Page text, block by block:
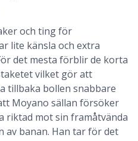
och ting för
lite känsla och extra
det mesta förblir de korta
vilket gör att
tillbaka bollen snabbare
Moyano sällan försöker
riktad mot sin framåtvända
av banan. Han tar för det